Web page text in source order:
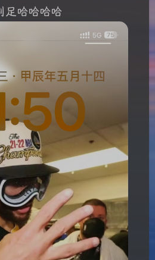
足哈哈哈哈